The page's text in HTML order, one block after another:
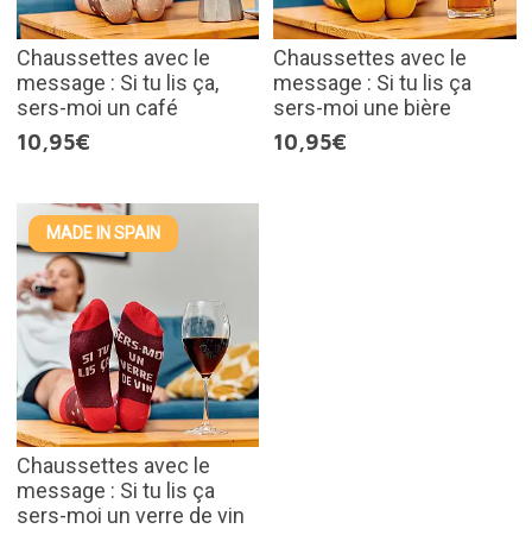
Chaussettes avec le
message : Si tu lis ça,
sers-moi un café
10,95€
Chaussettes avec le
message : Si tu lis ça
sers-moi une bière
10,95€
MADE IN SPAIN
Chaussettes avec le
message : Si tu lis ça
sers-moi un verre de vin